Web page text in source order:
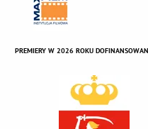
PREMIERY W 2026 ROKU